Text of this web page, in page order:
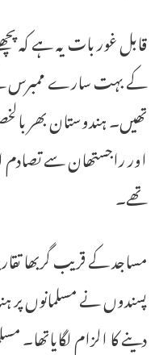
قابل غور بات یہ ہے کہ
کے بہت سارے ممبرس
تھیں۔ ہندوستان بھر
اور راجستھان سے
تھے۔
مساجد کے قریب گربھا
پسندوں نے مسلمانوں پر
دینے کا الزام لگایاتھا۔